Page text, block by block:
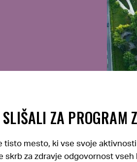
ZA PROGRAM
tisto mesto, ki vse svoje
skrb za zdravje odgovornost